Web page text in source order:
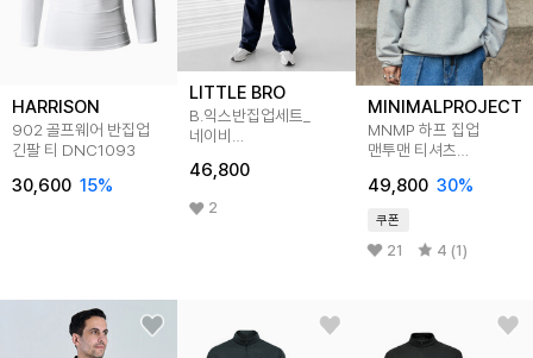
HARRISON
902 골프웨어 반집업
긴팔 티 DNC1093
30,600 15%
LITTLE BRO
B.익스반집업세트_
네이비
46,800
2
MINIMALPROJECT
MNMP 하프 집업
맨투맨 티셔츠
49,800 30%
쿠폰
21 4 (1)